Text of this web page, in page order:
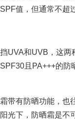
值，但通常不超
UVA和UVB，这
且PA+++的防
带有防晒功能，也
光下，防晒霜是不